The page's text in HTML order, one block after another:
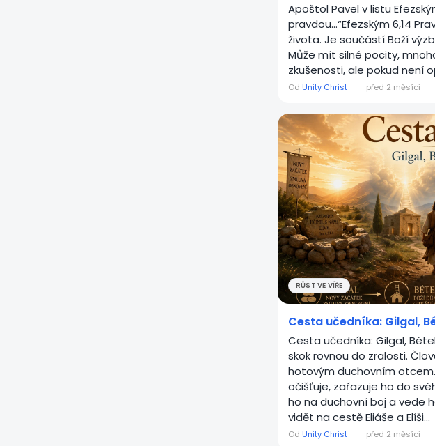
Apoštol Pavel v listu
pravdou…“Efezským 6,14
života. Je součástí Boží
Může mít silné pocity,
zkušenosti, ale pokud není
Od Unity Christ před 2 měsíci
RŮST VE VÍŘE
Cesta učedníka: Gilgal,
Cesta učedníka: Gilgal,
skok rovnou do zralosti.
hotovým duchovním
očišťuje, zařazuje ho do
ho na duchovní boj a vede
vidět na cestě Eliáše a Elíši...
Od Unity Christ před 2 měsíci